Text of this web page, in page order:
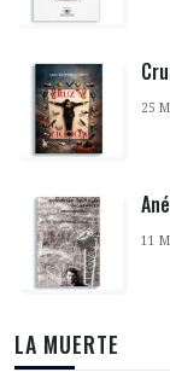
25
11
LA MUERTE